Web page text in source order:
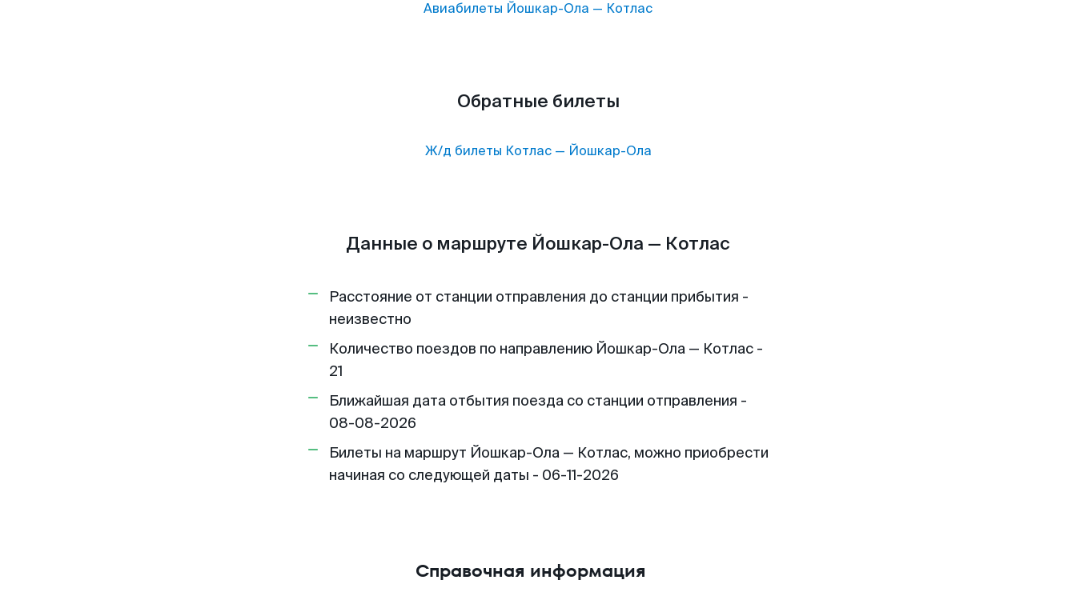
Авиабилеты Йошкар-Ола — Котлас
Обратные билеты
Ж/д билеты Котлас— Йошкар-Ола
Данные о маршруте Йошкар-Ола — Котлас
Расстояние от станции отправления до станции прибытия -
неизвестно
Количество поездов по направлению Йошкар-Ола — Котлас -
21
Ближайшая дата отбытия поезда со станции отправления -
08-08-2026
Билеты на маршрут Йошкар-Ола — Котлас, можно приобрести
начиная со следующей даты - 06-11-2026
Справочная информация